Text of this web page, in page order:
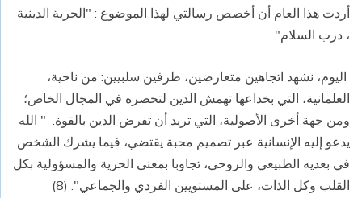
أردت هذا العام أن أخصص رسالتي لهذا الموضوع : "الحرية الدينية
، درب السلام".
اليوم، نشهد اتجاهين متعارضين، طرفين سلبيين: من ناحية،
العلمانية، التي بخداعها تهمش الدين لتحصره في المجال الخاص؛
ومن جهة أخرى الأصولية، التي تريد أن تفرض الدين بالقوة. " الله
يدعو إليه الإنسانية عبر تصميم محبة يقتضي، فيما يشرك الشخص
في بعديه الطبيعي والروحي، تجاوبا بمعنى الحرية والمسؤولية بكل
القلب وكل الذات، على المستويين الفردي والجماعي". (8)